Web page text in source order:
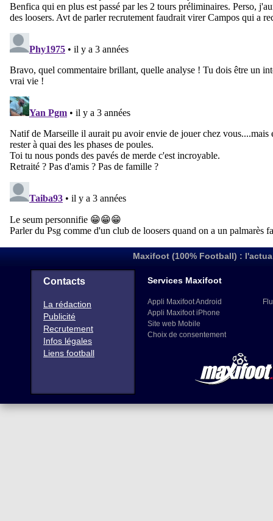
Maxifoot (100% Football) :
Contacts
La rédaction
Publicité
Recrutement
Infos légales
Liens football
Services Maxifoot
Appli Maxifoot Android
Appli Maxifoot iPhone
Site web Mobile
Choix de consentement